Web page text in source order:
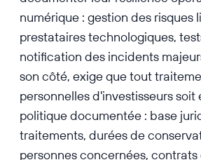
numérique : gestion des risques
prestataires technologiques,
notification des incidents
son côté, exige que tout
personnelles d'investisseurs
politique documentée : base
traitements, durées de
personnes concernées, contrats